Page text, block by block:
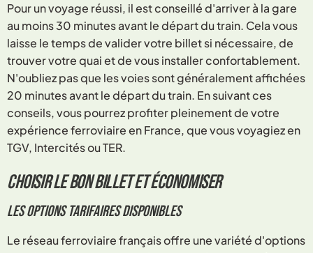
Pour un voyage réussi, il est conseillé d'arriver à la gare
au moins 30 minutes avant le départ du train. Cela vous
laisse le temps de valider votre billet si nécessaire, de
trouver votre quai et de vous installer confortablement.
N'oubliez pas que les voies sont généralement affichées
20 minutes avant le départ du train. En suivant ces
conseils, vous pourrez profiter pleinement de votre
expérience ferroviaire en France, que vous voyagiez en
TGV, Intercités ou TER.
Choisir le bon billet et économiser
Les options tarifaires disponibles
Le réseau ferroviaire français offre une variété d'options